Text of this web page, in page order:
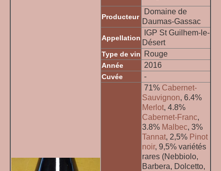
Producteur
Domaine de
Daumas-Gassac
Appellation
IGP St Guilhem-le-
Désert
Type de vin Rouge
Année 2016
Cuvée -
71% Cabernet-
Sauvignon, 6.4%
Merlot, 4.8%
Cabernet-Franc,
3.8% Malbec, 3%
Tannat, 2,5% Pinot
noir, 9,5% variétés
rares (Nebbiolo,
Barbera, Dolcetto,